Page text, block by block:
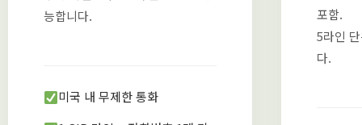
능합니다.
미국 내 무제한 통화
포함.
5라인
다.